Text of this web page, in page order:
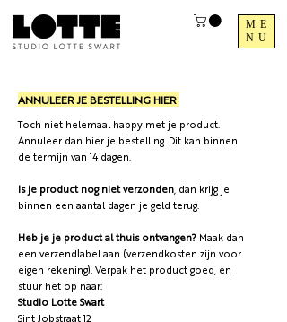
ME
NU
ANNULEER JE BESTELLING HIER
Toch niet helemaal happy met je product.
Annuleer dan hier je bestelling. Dit kan binnen
de termijn van 14 dagen.
Is je product nog niet verzonden , dan krijg je
binnen een aantal dagen je geld terug.
Heb je je product al thuis ontvangen? Maak dan
een verzendlabel aan (verzendkosten zijn voor
eigen rekening). Verpak het product goed, en
stuur het op naar:
Studio Lotte Swart
Sint Jobstraat 12